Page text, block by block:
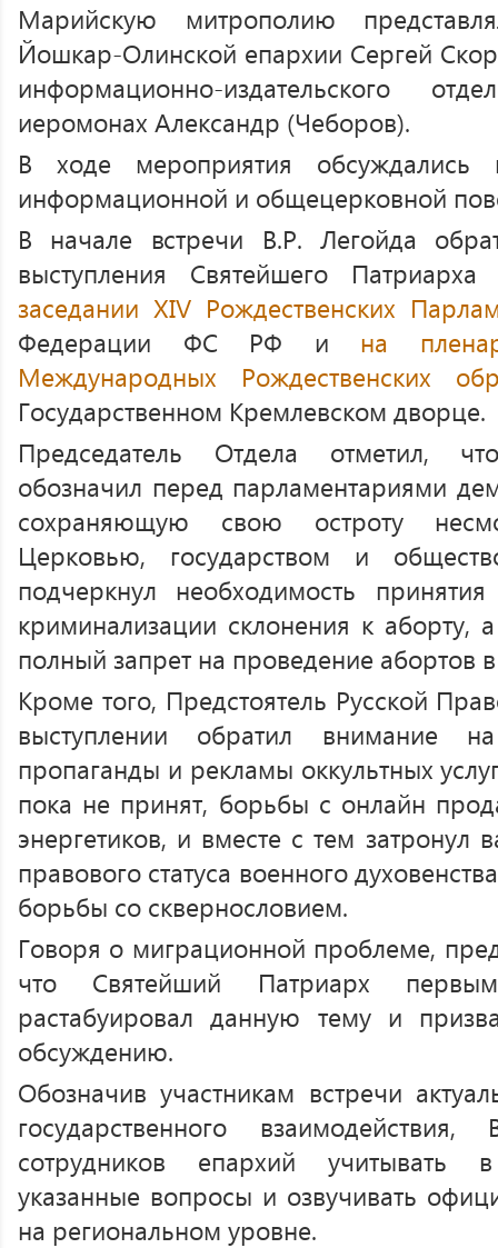
Марийскую митрополию
Йошкар-Олинской епархии Сергей
информационно-издательского
иеромонах Александр (Чеборов).
В ходе мероприятия
информационной и общецерковной
В начале встречи В.Р. Легойда
выступления Святейшего
заседании XIV Рождественских
Федерации ФС РФ и на
Международных Рождественских
Государственном Кремлевском дворце.
Председатель Отдела отметил,
обозначил перед парламентариями
сохраняющую свою остроту
Церковью, государством и
подчеркнул необходимость
криминализации склонения к аборту,
полный запрет на проведение абортов
Кроме того, Предстоятель Русской
выступлении обратил внимание
пропаганды и рекламы оккультных
пока не принят, борьбы с онлайн
энергетиков, и вместе с тем
правового статуса военного
борьбы со сквернословием.
Говоря о миграционной проблеме,
что Святейший Патриарх
растабуировал данную тему и
обсуждению.
Обозначив участникам встречи
государственного
сотрудников епархий учитывать
указанные вопросы и озвучивать
на региональном уровне.